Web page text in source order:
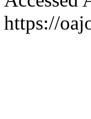
https://